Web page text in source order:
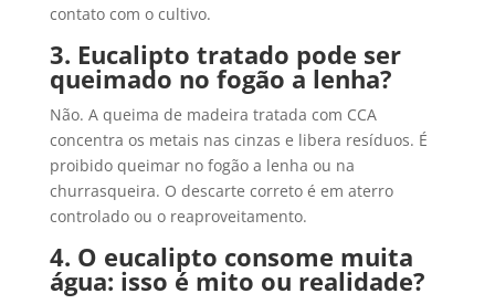
contato com o cultivo.
3. Eucalipto tratado pode ser
queimado no fogão a lenha?
Não. A queima de madeira tratada com CCA
concentra os metais nas cinzas e libera resíduos. É
proibido queimar no fogão a lenha ou na
churrasqueira. O descarte correto é em aterro
controlado ou o reaproveitamento.
4. O eucalipto consome muita
água: isso é mito ou realidade?